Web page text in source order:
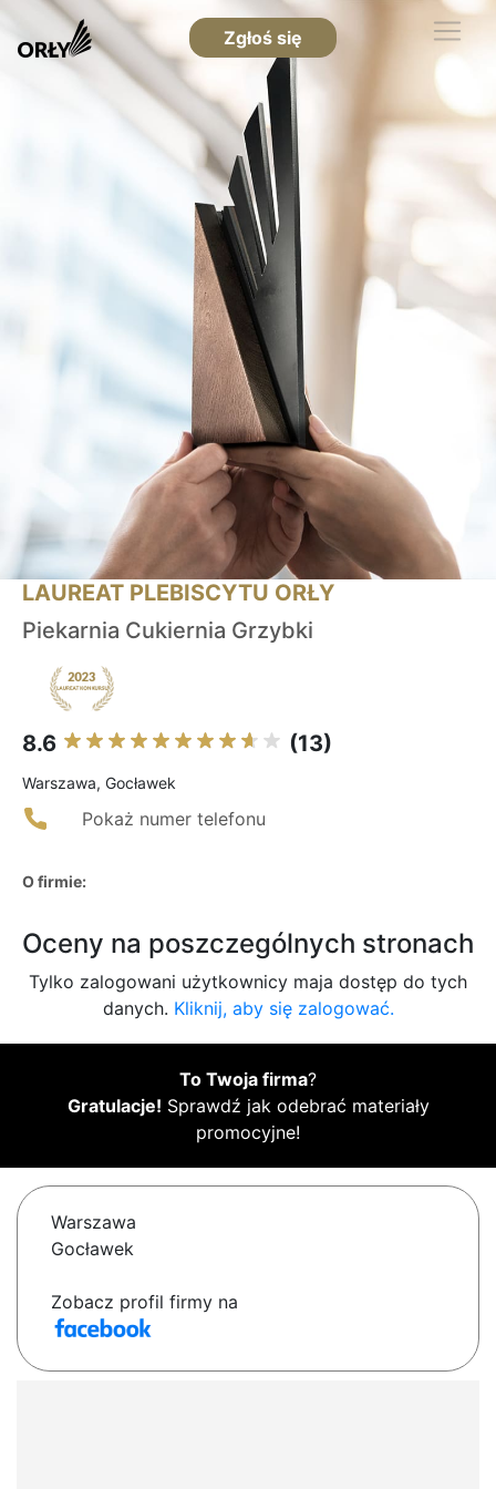
Zgłoś się
LAUREAT PLEBISCYTU ORŁY
Piekarnia Cukiernia Grzybki
8.6 (13)
Warszawa, Gocławek
Pokaż numer telefonu
O firmie:
Oceny na poszczególnych stronach
Tylko zalogowani użytkownicy maja dostęp do tych
danych. Kliknij, aby się zalogować.
To Twoja firma?
Gratulacje! Sprawdź jak odebrać materiały
promocyjne!
Warszawa
Gocławek
Zobacz profil firmy na